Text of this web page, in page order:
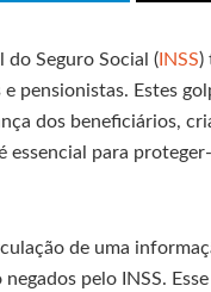
Seguro Social ( INSS)
pensionistas. Estes
dos beneficiários,
essencial para
de uma
pelo INSS.